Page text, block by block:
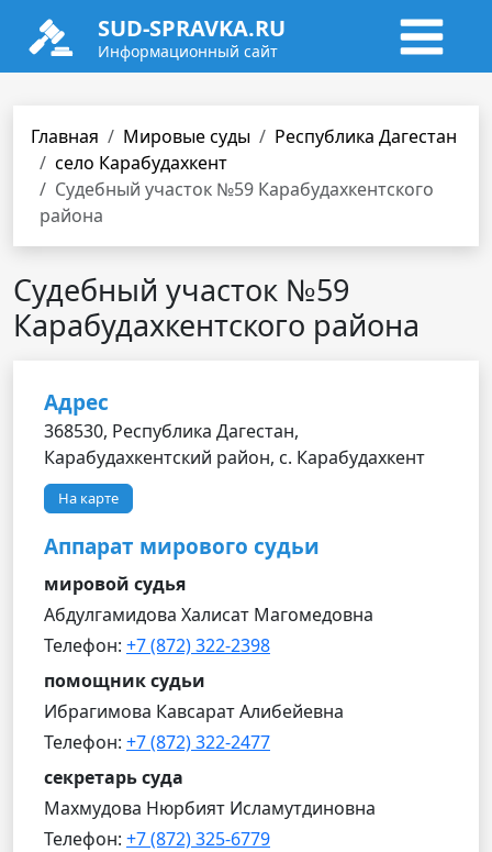
SUD-SPRAVKA.RU
Информационный сайт
Главная Мировые суды
Республика Дагестан
село Карабудахкент
Судебный участок №59 Карабудахкентского
района
Судебный участок №59
Карабудахкентского района
Адрес
368530, Республика Дагестан,
Карабудахкентский район, с. Карабудахкент
На карте
Аппарат мирового судьи
мировой судья
Абдулгамидова Халисат Магомедовна
Телефон: +7 (872) 322-2398
помощник судьи
Ибрагимова Кавсарат Алибейевна
Телефон: +7 (872) 322-2477
секретарь суда
Махмудова Нюрбият Исламутдиновна
Телефон: +7 (872) 325-6779